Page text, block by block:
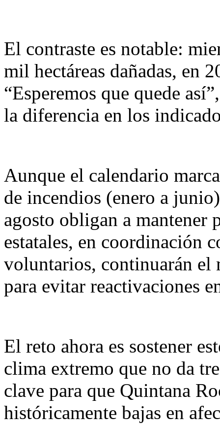
El contraste es notable:
mil hectáreas dañadas, en
“Esperemos que quede
la diferencia en los
Aunque el calendario
de incendios (enero a
agosto obligan a mantener
estatales, en coordinación
voluntarios, continuarán el
para evitar reactivaciones
El reto ahora es sostener
clima extremo que no da
clave para que Quintana
históricamente bajas en